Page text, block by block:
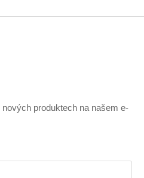
produktech na našem e-